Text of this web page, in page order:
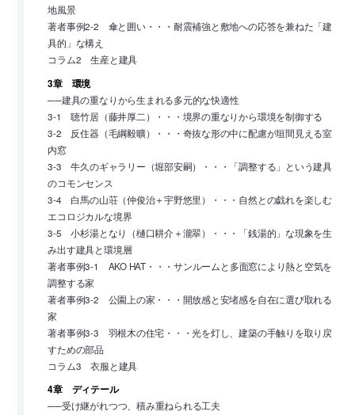
地風景
著者事例2-2 傘と囲い・・・耐震補強と敷地への応答を兼ねた「建
具的」な構え
コラム2 生産と建具
3章 環境
──建具の重なりから生まれる多元的な快適性
3-1 聴竹居（藤井厚二）・・・境界の重なりから環境を制御する
3-2 反住器（毛綱毅曠）・・・奇抜な形の中に配慮が垣間見える室
内窓
3-3 牛久のギャラリー（堀部安嗣）・・・「調整する」という建具
のコモンセンス
3-4 白馬の山荘（仲俊治＋宇野悠里）・・・自然との戯れを楽しむ
エコロジカルな境界
3-5 小杉湯となり（樋口耕介＋瀧翠）・・・「銭湯的」な現象を生
み出す建具と環境層
著者事例3-1 AKO HAT・・・サンルームと多面窓により熱と空気を
調整する家
著者事例3-2 公園上の家・・・開放感と安堵感を自在に選び取れる
家
著者事例3-3 羽根木の住宅・・・光を灯し、建築の手触りを取り戻
すための部品
コラム3 衣服と建具
4章 ディテール
──受け継がれつつ、積み重ねられる工夫